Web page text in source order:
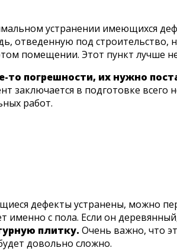
устранении имеющихся
отведенную под строительство,
помещении. Этот пункт лучше
погрешности, их нужно
в подготовке всего
работ.
дефекты устранены, можно
именно с пола. Если он
плитку. Очень важно, что
довольно сложно.